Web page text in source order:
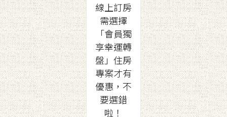
線上訂房
需選擇
「會員獨
享幸運轉
盤」住房
專案才有
優惠，不
要選錯
啦！